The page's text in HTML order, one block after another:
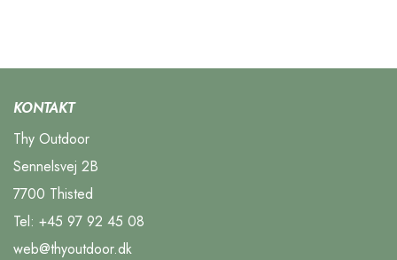
KONTAKT
Thy Outdoor
Sennelsvej 2B
7700 Thisted
Tel: +45 97 92 45 08
web@thyoutdoor.dk